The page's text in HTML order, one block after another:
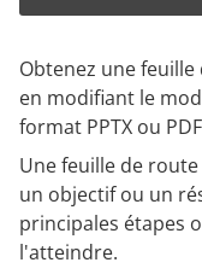
Obtenez une
en modifiant le
format PPTX ou
Une feuille de
un objectif ou un
principales étapes
l'atteindre.